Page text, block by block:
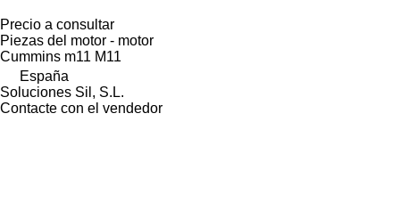
Precio a consultar
Piezas del motor - motor
Cummins m11 M11
España
Soluciones Sil, S.L.
Contacte con el vendedor